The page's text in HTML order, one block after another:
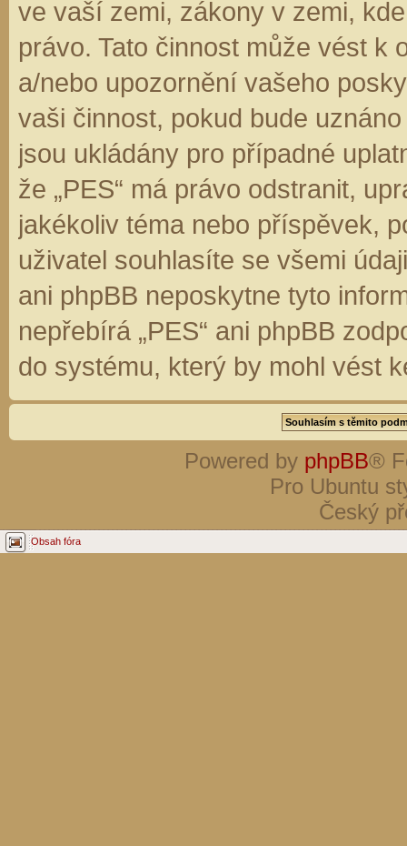
ve vaší zemi, zákony v zemi,
právo. Tato činnost může vést k
a/nebo upozornění vašeho
vaši činnost, pokud bude
jsou ukládány pro případné
že „PES“ má právo odstranit,
jakékoliv téma nebo příspěvek,
uživatel souhlasíte se všemi
ani phpBB neposkytne tyto
nepřebírá „PES“ ani phpBB
do systému, který by mohl vést
Powered by phpBB®
Pro Ubuntu
Český
Obsah fóra